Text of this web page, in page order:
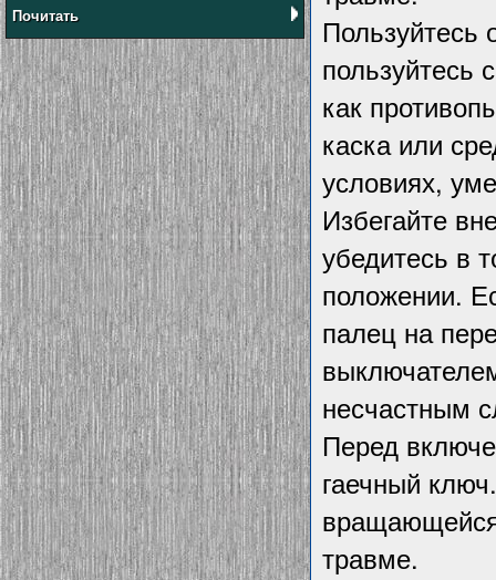
Почитать
Пользуйтесь
пользуйтесь
как
каска или
условиях,
Избегайте
убедитесь в
положении.
палец на
несчастным
Перед
гаечный
вращающейся
травме.